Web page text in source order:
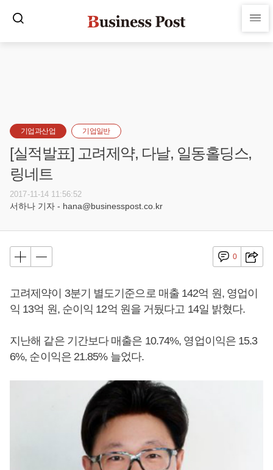
기업과산업 기업일반
[실적발표] 고려제약, 다날, 일동홀딩스,
링네트
2017-11-14 11:56:52
서하나 기자 - hana@businesspost.co.kr
0
고려제약이 3분기 별도기준으로 매출 142억 원, 영업이
익 13억 원, 순이익 12억 원을 거뒀다고 14일 밝혔다.
지난해 같은 기간보다 매출은 10.74%, 영업이익은 15.3
6%, 순이익은 21.85% 늘었다.